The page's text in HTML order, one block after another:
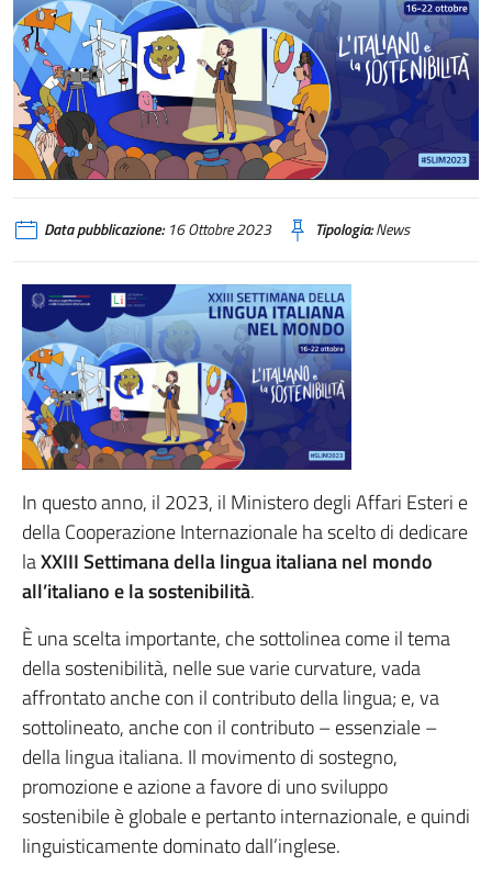
Data pubblicazione:16 Ottobre 2023 Tipologia:News
In questo anno, il 2023, il Ministero degli Affari Esteri e
della Cooperazione Internazionale ha scelto di dedicare
laXXIII Settimana della lingua italiana nel mondo
all’italiano e la sostenibilità.
È una scelta importante, che sottolinea come il tema
della sostenibilità, nelle sue varie curvature, vada
affrontato anche con il contributo della lingua; e, va
sottolineato, anche con il contributo – essenziale –
della lingua italiana. Il movimento di sostegno,
promozione e azione a favore di uno sviluppo
sostenibile è globale e pertanto internazionale, e quindi
linguisticamente dominato dall’inglese.